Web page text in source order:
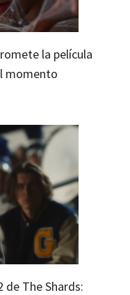
la película
momento
de The Shards: